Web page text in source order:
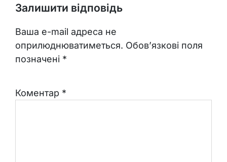
Залишити відповідь
Ваша e-mail адреса не
оприлюднюватиметься. Обов’язкові поля
позначені *
Коментар *